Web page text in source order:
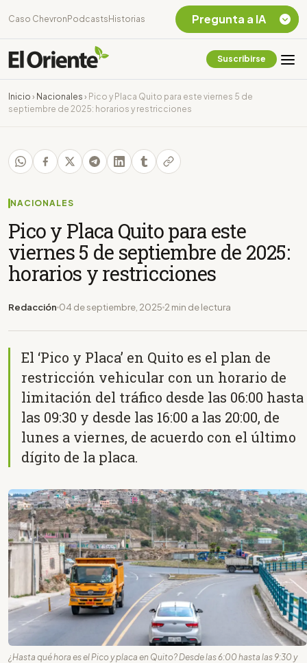
Caso Chevron Podcasts Historias
Suscribirse
Inicio › Nacionales › Pico y Placa Quito para este viernes 5 de
septiembre de 2025: horarios y restricciones
NACIONALES
Pico y Placa Quito para este
viernes 5 de septiembre de 2025:
horarios y restricciones
Redacción 04 de septiembre, 2025 2 min de lectura
El ‘Pico y Placa’ en Quito es el plan de
restricción vehicular con un horario de
limitación del tráfico desde las 06:00 hasta
las 09:30 y desde las 16:00 a las 20:00, de
lunes a viernes, de acuerdo con el último
dígito de la placa.
¿Hasta qué hora es el Pico y placa en Quito? Desde las 6:00 hasta las 9:30 y
Pregunta a IA
Chevron Ecuador